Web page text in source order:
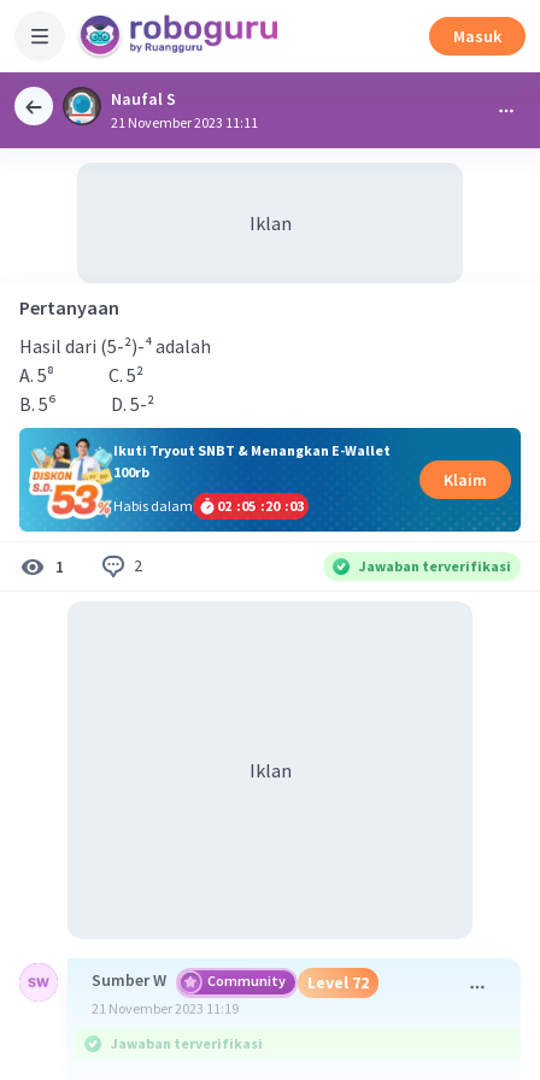
Masuk
Naufal S
21 November 2023 11:11
Iklan
Pertanyaan
Hasil dari (5-²)-⁴ adalah
A. 5⁸ C. 5²
B. 5⁶ D. 5-²
Ikuti Tryout SNBT & Menangkan E-Wallet
100rb
Habis dalam
02 :05 :20 :03
Klaim
1 2 Jawaban terverifikasi
Iklan
Sumber W Community Level 72
21 November 2023 11:19
Jawaban terverifikasi